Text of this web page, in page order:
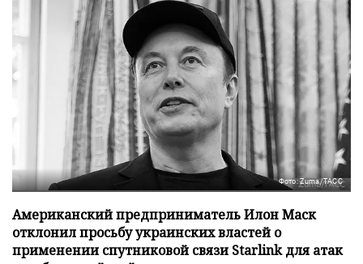
Фото: Zuma/ТАСС
Американский предприниматель Илон Маск
отклонил просьбу украинских властей о
применении спутниковой связи Starlink для атак